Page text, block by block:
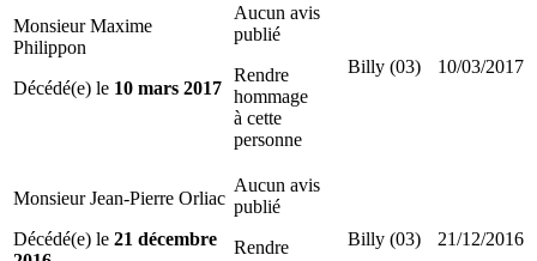
Monsieur Maxime
Philippon
Décédé(e) le 10 mars 2017
Aucun avis
publié
Rendre
hommage
à cette
personne
Billy (03) 10/03/2017
Monsieur Jean-Pierre Orliac
Décédé(e) le 21 décembre
Aucun avis
publié
Rendre
Billy (03) 21/12/2016